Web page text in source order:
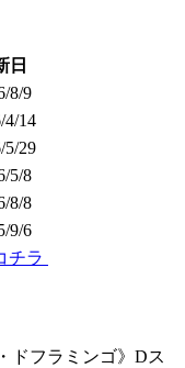
日
8/9
4/14
5/29
5/8
8/8
9/6
チラ
ドフラミンゴ》Dス